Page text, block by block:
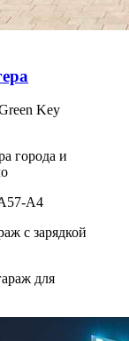
Key
города и
A4
с зарядкой
для